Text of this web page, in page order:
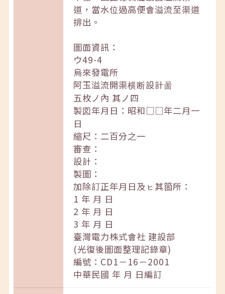
道，當水位過高便會溢流至渠道
排出。
圖面資訊：
ウ49-4
烏來發電所
阿玉溢流開渠横断設計啚
五枚ノ內 其ノ四
製図年月日：昭和□□年二月一
日
縮尺：二百分之一
審查：
設計：
製圖：
加除訂正年月日及ㇶ其箇所：
1 年 月 日
2 年 月 日
3 年 月 日
臺灣電力株式會社 建設部
(光復後圖面整理記錄章)
編號：CD1－16－2001
中華民國 年 月 日編訂